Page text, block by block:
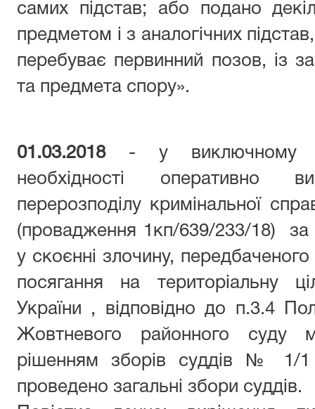
самих підстав; або подано
предметом і з аналогічних
перебуває первинний позов, із
та предмета спору».
01.03.2018- у виключному
необхідності оперативно
перерозподілу кримінальної
(провадження 1кп/639/233/18)
у скоєнні злочину,
посягання на територіальну
України , відповідно до п.3.4
Жовтневого районного суду
рішенням зборів суддів № 1/1
проведено загальні збори суддів.